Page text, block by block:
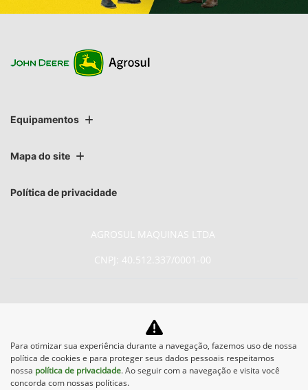
Equipamentos
Mapa do site
Política de privacidade
AGROSUL MAQUINAS LTDA
CNPJ: 40.512.337/0001-00
No trânsito, enxergar o outro
salva vidas.
Para otimizar sua experiência durante a navegação, fazemos uso de nossa
política de cookies e para proteger seus dados pessoais respeitamos
nossa política de privacidade. Ao seguir com a navegação e visita você
concorda com nossas políticas.